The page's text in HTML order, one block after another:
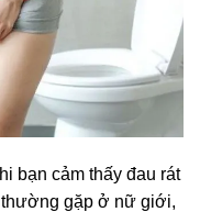
bạn cảm thấy đau rát
thường gặp ở nữ giới,